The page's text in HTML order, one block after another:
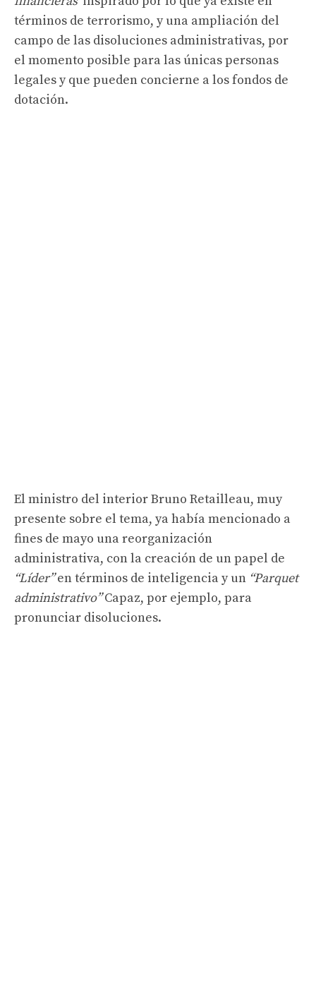
términos de terrorismo, y una ampliación del
campo de las disoluciones administrativas, por
el momento posible para las únicas personas
legales y que pueden concierne a los fondos de
dotación.
El ministro del interior Bruno Retailleau, muy
presente sobre el tema, ya había mencionado a
fines de mayo una reorganización
administrativa, con la creación de un papel de
“Líder”en términos de inteligencia y un “Parquet
administrativo”Capaz, por ejemplo, para
pronunciar disoluciones.